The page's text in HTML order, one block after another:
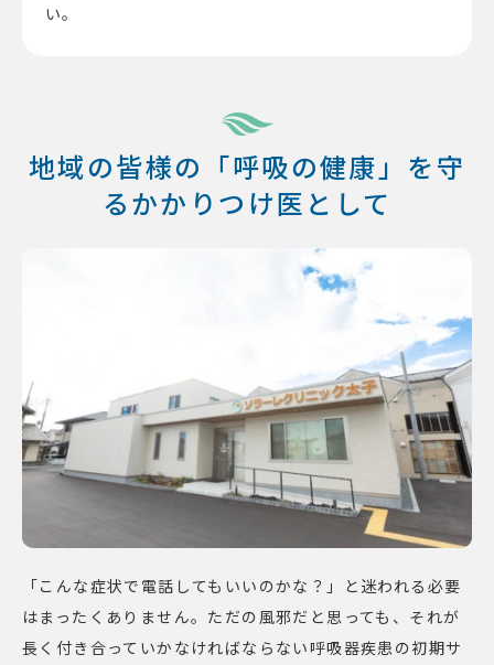
い。
地域の皆様の「呼吸の健康」を守
るかかりつけ医として
「こんな症状で電話してもいいのかな？」と迷われる必要
はまったくありません。ただの風邪だと思っても、それが
長く付き合っていかなければならない呼吸器疾患の初期サ